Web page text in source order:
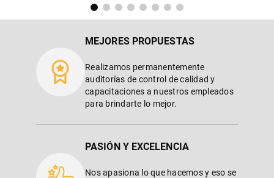
MEJORES PROPUESTAS
Realizamos permanentemente
auditorías de control de calidad y
capacitaciones a nuestros empleados
para brindarte lo mejor.
PASIÓN Y EXCELENCIA
Nos apasiona lo que hacemos y eso se